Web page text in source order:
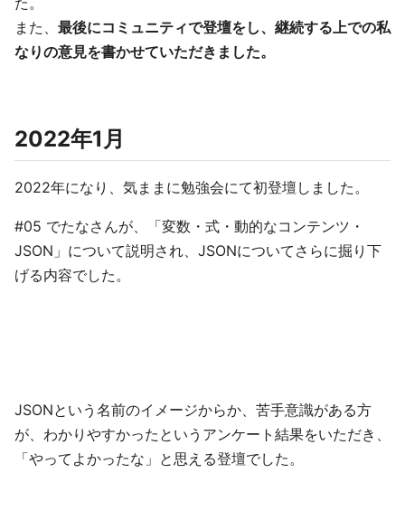
また、 最後にコミュニティで登壇をし、継続する上での私
なりの意見を書かせていただきました。
2022年1月
2022年になり、気ままに勉強会にて初登壇しました。
#05 でたなさんが、「変数・式・動的なコンテンツ・
JSON」について説明され、JSONについてさらに掘り下
げる内容でした。
JSONという名前のイメージからか、苦手意識がある方
が、わかりやすかったというアンケート結果をいただき、
「やってよかったな」と思える登壇でした。